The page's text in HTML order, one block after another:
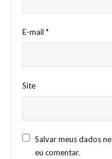
E-mail *
Site
Salvar meus dados
eu comentar.